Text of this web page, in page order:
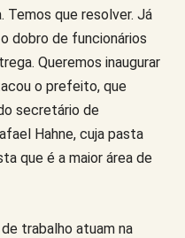
Temos que resolver. Já
dobro de funcionários
Queremos inaugurar
o prefeito, que
secretário de
Hahne, cuja pasta
que é a maior área de
trabalho atuam na